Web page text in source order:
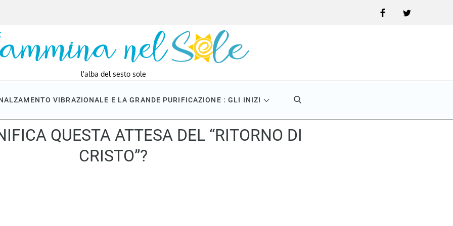
FacebookTwitter
l'alba del sesto sole
VIBRAZIONALE E LA GRANDE PURIFICAZIONE : GLI INIZI
QUESTA ATTESA DEL “RITORNO DI
CRISTO”?